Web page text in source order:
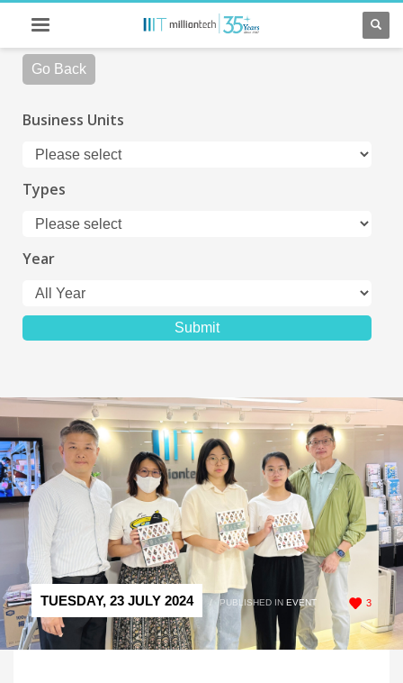
Go Back
Business Units
Types
Year
3
TUESDAY, 23 JULY 2024 / PUBLISHED IN EVENT